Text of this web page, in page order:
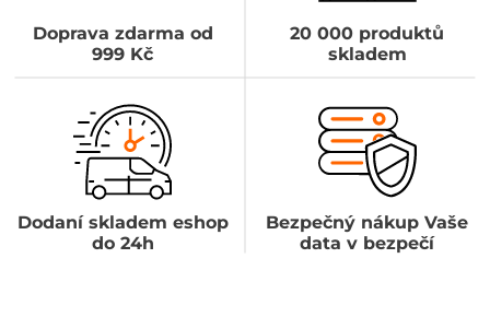
Doprava zdarma od
999 Kč
20 000 produktů
skladem
Dodaní skladem eshop
do 24h
Bezpečný nákup Vaše
data v bezpečí